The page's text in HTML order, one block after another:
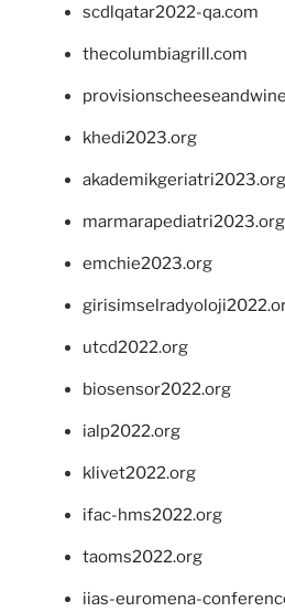
scdlqatar2022-qa.com
thecolumbiagrill.com
khedi2023.org
akademikgeriatri2023.org
marmarapediatri2023.org
emchie2023.org
utcd2022.org
biosensor2022.org
ialp2022.org
klivet2022.org
ifac-hms2022.org
taoms2022.org
iias-euromena-